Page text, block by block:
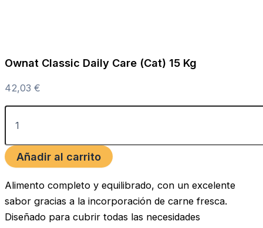
Ownat Classic Daily Care (Cat) 15 Kg
42,03 €
Añadir al carrito
Alimento completo y equilibrado, con un excelente
sabor gracias a la incorporación de carne fresca.
Diseñado para cubrir todas las necesidades